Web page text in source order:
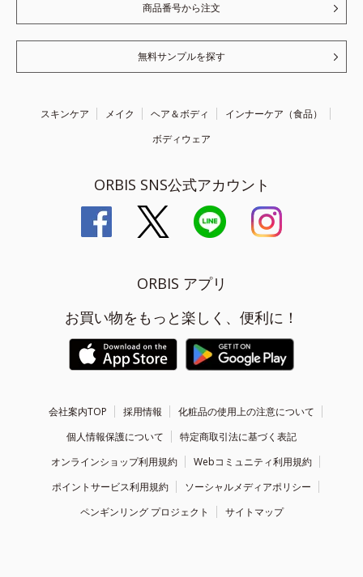
商品番号から注文
無料サンプルを探す
スキンケア メイク ヘア＆ボディ
インナーケア（食品）
ボディウェア
ORBIS SNS公式アカウント
ORBIS アプリ
お買い物をもっと楽しく、便利に！
会社案内TOP 採用情報
化粧品の使用上の注意について
個人情報保護について
特定商取引法に基づく表記
オンラインショップ利用規約
Webコミュニティ利用規約
ポイントサービス利用規約
ソーシャルメディアポリシー
ペンギンリング プロジェクト
サイトマップ